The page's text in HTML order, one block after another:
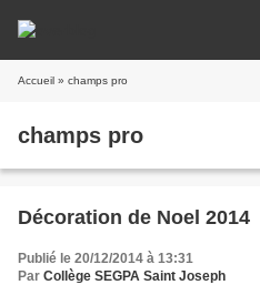
Accueil » champs pro
champs pro
Décoration de Noel 2014
Publié le 20/12/2014 à 13:31
Par Collège SEGPA Saint Joseph